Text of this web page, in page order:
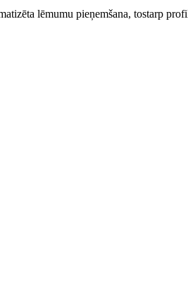
lēmumu pieņemšana, tostarp